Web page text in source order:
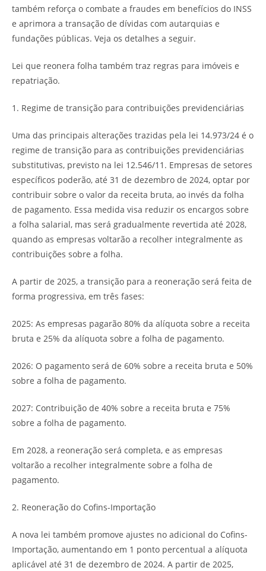
também reforça o combate a fraudes em benefícios do INSS
e aprimora a transação de dívidas com autarquias e
fundações públicas. Veja os detalhes a seguir.
Lei que reonera folha também traz regras para imóveis e
repatriação.
1. Regime de transição para contribuições previdenciárias
Uma das principais alterações trazidas pela lei 14.973/24 é o
regime de transição para as contribuições previdenciárias
substitutivas, previsto na lei 12.546/11. Empresas de setores
específicos poderão, até 31 de dezembro de 2024, optar por
contribuir sobre o valor da receita bruta, ao invés da folha
de pagamento. Essa medida visa reduzir os encargos sobre
a folha salarial, mas será gradualmente revertida até 2028,
quando as empresas voltarão a recolher integralmente as
contribuições sobre a folha.
A partir de 2025, a transição para a reoneração será feita de
forma progressiva, em três fases:
2025: As empresas pagarão 80% da alíquota sobre a receita
bruta e 25% da alíquota sobre a folha de pagamento.
2026: O pagamento será de 60% sobre a receita bruta e 50%
sobre a folha de pagamento.
2027: Contribuição de 40% sobre a receita bruta e 75%
sobre a folha de pagamento.
Em 2028, a reoneração será completa, e as empresas
voltarão a recolher integralmente sobre a folha de
pagamento.
2. Reoneração do Cofins-Importação
A nova lei também promove ajustes no adicional do Cofins-
Importação, aumentando em 1 ponto percentual a alíquota
aplicável até 31 de dezembro de 2024. A partir de 2025,